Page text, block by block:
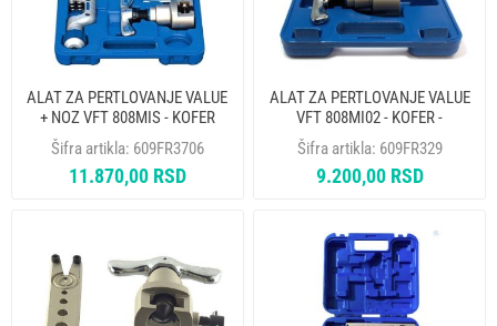
ALAT ZA PERTLOVANJE VALUE
+ NOZ VFT 808MIS - KOFER
Šifra artikla: 609FR3706
11.870,00 RSD
ALAT ZA PERTLOVANJE VALUE
VFT 808MI02 - KOFER -
NEDOBAVLJIV
Šifra artikla: 609FR329
9.200,00 RSD